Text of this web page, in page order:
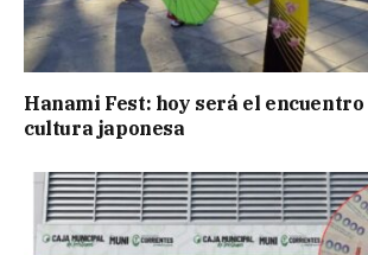
Hanami Fest: hoy será el encuentro
cultura japonesa